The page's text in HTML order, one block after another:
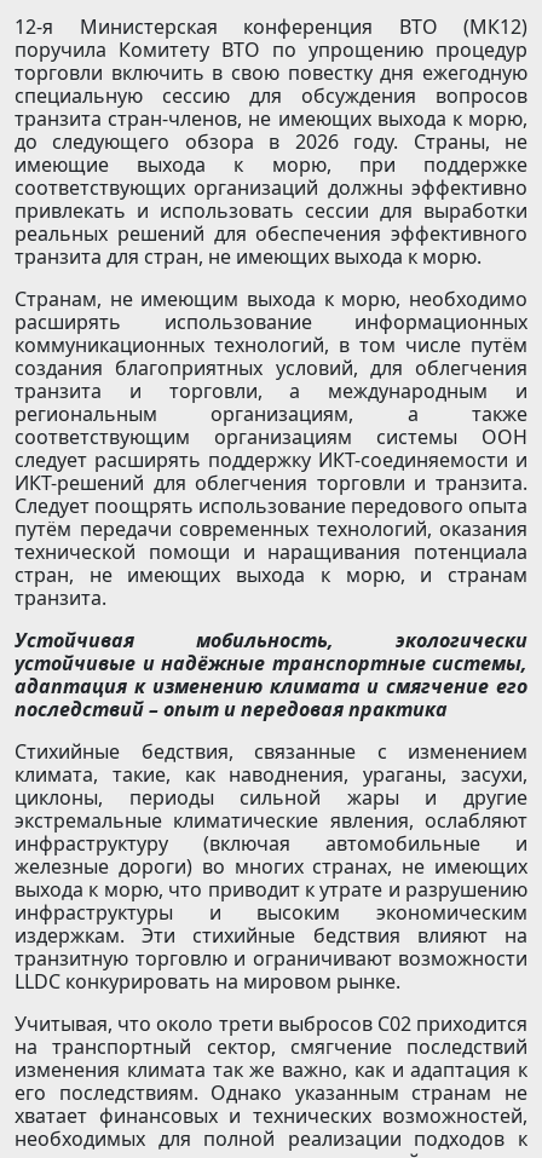
12-я Министерская конференция ВТО (МК12)
поручила Комитету ВТО по упрощению процедур
торговли включить в свою повестку дня ежегодную
специальную сессию для обсуждения вопросов
транзита стран-членов, не имеющих выхода к морю,
до следующего обзора в 2026 году. Страны, не
имеющие выхода к морю, при поддержке
соответствующих организаций должны эффективно
привлекать и использовать сессии для выработки
реальных решений для обеспечения эффективного
транзита для стран, не имеющих выхода к морю.
Странам, не имеющим выхода к морю, необходимо
расширять использование информационных
коммуникационных технологий, в том числе путём
создания благоприятных условий, для облегчения
транзита и торговли, а международным и
региональным организациям, а также
соответствующим организациям системы ООН
следует расширять поддержку ИКТ-соединяемости и
ИКТ-решений для облегчения торговли и транзита.
Следует поощрять использование передового опыта
путём передачи современных технологий, оказания
технической помощи и наращивания потенциала
стран, не имеющих выхода к морю, и странам
транзита.
Устойчивая мобильность, экологически
устойчивые и надёжные транспортные системы,
адаптация к изменению климата и смягчение его
последствий – опыт и передовая практика
Стихийные бедствия, связанные с изменением
климата, такие, как наводнения, ураганы, засухи,
циклоны, периоды сильной жары и другие
экстремальные климатические явления, ослабляют
инфраструктуру (включая автомобильные и
железные дороги) во многих странах, не имеющих
выхода к морю, что приводит к утрате и разрушению
инфраструктуры и высоким экономическим
издержкам. Эти стихийные бедствия влияют на
транзитную торговлю и ограничивают возможности
LLDC конкурировать на мировом рынке.
Учитывая, что около трети выбросов С02 приходится
на транспортный сектор, смягчение последствий
изменения климата так же важно, как и адаптация к
его последствиям. Однако указанным странам не
хватает финансовых и технических возможностей,
необходимых для полной реализации подходов к